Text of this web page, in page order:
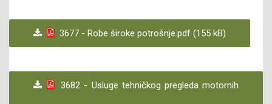
3677 - Robe široke potrošnje.pdf (155 kB)
3682 - Usluge tehničkog pregleda motornih